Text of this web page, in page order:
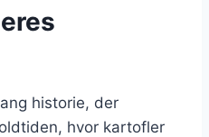
historie, der
hvor kartofler